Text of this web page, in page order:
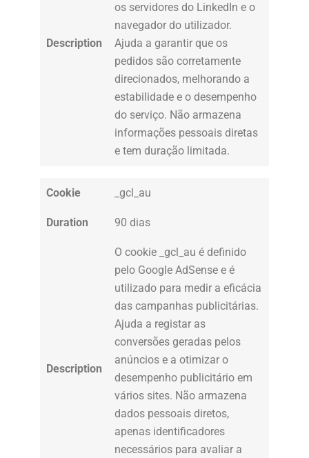
Description
os servidores do LinkedIn e o
navegador do utilizador.
Ajuda a garantir que os
pedidos são corretamente
direcionados, melhorando a
estabilidade e o desempenho
do serviço. Não armazena
informações pessoais diretas
e tem duração limitada.
Cookie _gcl_au
Duration 90 dias
Description
O cookie _gcl_au é definido
pelo Google AdSense e é
utilizado para medir a eficácia
das campanhas publicitárias.
Ajuda a registar as
conversões geradas pelos
anúncios e a otimizar o
desempenho publicitário em
vários sites. Não armazena
dados pessoais diretos,
apenas identificadores
necessários para avaliar a